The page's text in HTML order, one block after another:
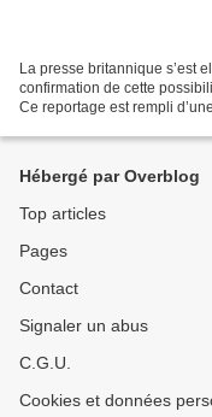
La presse britannique s’est
confirmation de cette
Ce reportage est rempli
Hébergé par Overblog
Top articles
Pages
Contact
Signaler un abus
C.G.U.
Cookies et données